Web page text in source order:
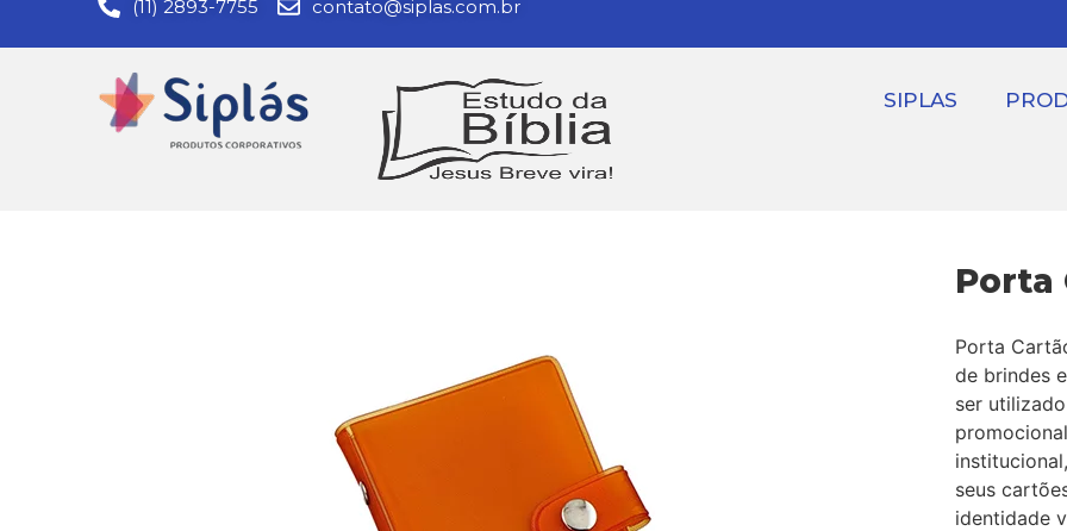
(11) 2893-7755 contato@siplas.com.br
SIPLAS
Porta
Porta
de brindes
ser
seus
identidade